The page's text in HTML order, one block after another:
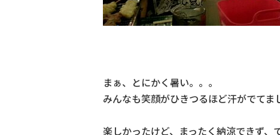
まぁ、とにかく暑い。。。
みんなも笑顔がひきつるほど汗がでてま
楽しかったけど、まったく納涼できず、